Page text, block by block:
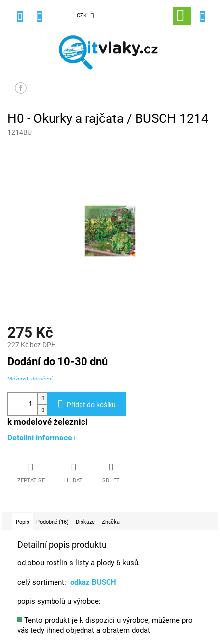
CZK
NÁKUPNÍ
KOŠÍK
H0 - Okurky a rajčata / BUSCH 1214
1214BU
275 Kč
227 Kč bez DPH
Měrná
cena:
Dodání do 10-30 dnů
Možnosti doručení
Přidat do košíku
k modelové železnici
Detailní informace
ZEPTAT SE HLÍDAT SDÍLET
Popis Podobné (16) Diskuze Značka
Detailní popis produktu
od obou rostlin s listy a plody 6 kusů.
celý sortiment: odkaz BUSCH
popis symbolů u výrobce:
Tento produkt je k dispozici u výrobce, můžeme pro
vás tedy ihned objednat a obratem dodat